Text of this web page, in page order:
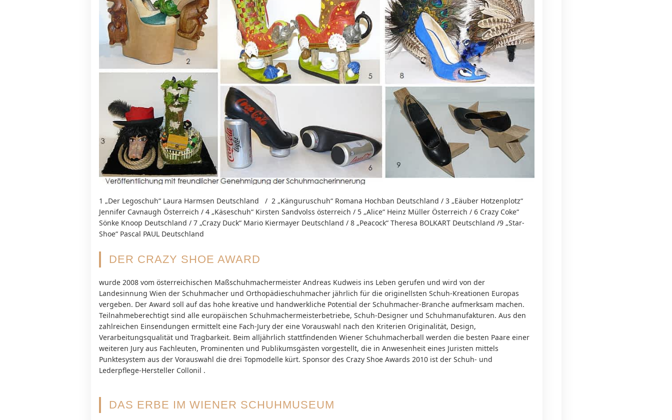
1 „Der Legoschuh“ Laura Harmsen Deutschland / 2 „Känguruschuh“ Romana Hochban Deutschland / 3 „Eäuber Hotzenplotz“
Jennifer Cavnaugh Österreich / 4 „Käseschuh“ Kirsten Sandvolss österreich / 5 „Alice“ Heinz Müller Österreich / 6 Crazy Coke“
Sönke Knoop Deutschland / 7 „Crazy Duck“ Mario Kiermayer Deutschland / 8 „Peacock“ Theresa BOLKART Deutschland /9 „Star-
Shoe“ Pascal PAUL Deutschland
DER CRAZY SHOE AWARD
wurde 2008 vom österreichischen Maßschuhmachermeister Andreas Kudweis ins Leben gerufen und wird von der
Landesinnung Wien der Schuhmacher und Orthopädieschuhmacher jährlich für die originellsten Schuh-Kreationen Europas
vergeben. Der Award soll auf das hohe kreative und handwerkliche Potential der Schuhmacher-Branche aufmerksam machen.
Teilnahmeberechtigt sind alle europäischen Schuhmachermeisterbetriebe, Schuh-Designer und Schuhmanufakturen. Aus den
zahlreichen Einsendungen ermittelt eine Fach-Jury der eine Vorauswahl nach den Kriterien Originalität, Design,
Verarbeitungsqualität und Tragbarkeit. Beim alljährlich stattfindenden Wiener Schuhmacherball werden die besten Paare einer
weiteren Jury aus Fachleuten, Prominenten und Publikumsgästen vorgestellt, die in Anwesenheit eines Juristen mittels
Punktesystem aus der Vorauswahl die drei Topmodelle kürt. Sponsor des Crazy Shoe Awards 2010 ist der Schuh- und
Lederpflege-Hersteller Collonil .
DAS ERBE IM WIENER SCHUHMUSEUM